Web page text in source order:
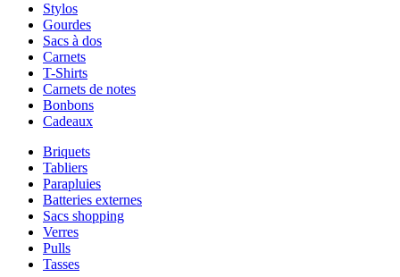
Stylos
Gourdes
Sacs à dos
Carnets
T-Shirts
Carnets de notes
Bonbons
Cadeaux
Briquets
Tabliers
Parapluies
Batteries externes
Sacs shopping
Verres
Pulls
Tasses